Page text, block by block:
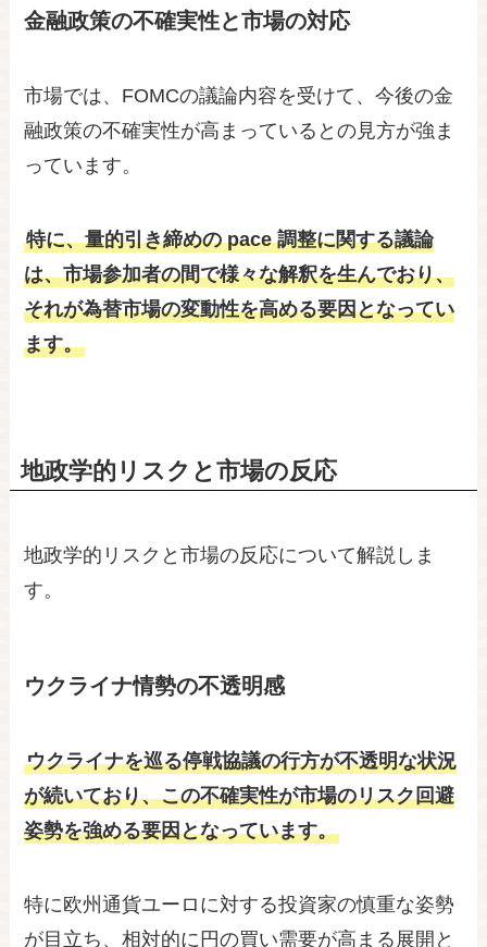
金融政策の不確実性と市場の対応
市場では、FOMCの議論内容を受けて、今後の金
融政策の不確実性が高まっているとの見方が強ま
っています。
特に、量的引き締めの pace 調整に関する議論
は、市場参加者の間で様々な解釈を生んでおり、
それが為替市場の変動性を高める要因となってい
ます。
地政学的リスクと市場の反応
地政学的リスクと市場の反応について解説しま
す。
ウクライナ情勢の不透明感
ウクライナを巡る停戦協議の行方が不透明な状況
が続いており、この不確実性が市場のリスク回避
姿勢を強める要因となっています。
特に欧州通貨ユーロに対する投資家の慎重な姿勢
が目立ち、相対的に円の買い需要が高まる展開と